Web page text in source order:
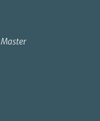
Master